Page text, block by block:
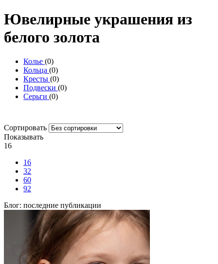
Ювелирные украшения из
белого золота
Колье (0)
Кольца (0)
Кресты (0)
Подвески (0)
Серьги (0)
Сортировать
Показывать
16
16
32
60
92
Блог: последние публикации